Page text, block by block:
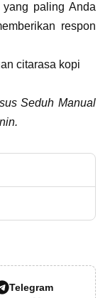
paling Anda
respon
citarasa kopi
Seduh Manual
Telegram